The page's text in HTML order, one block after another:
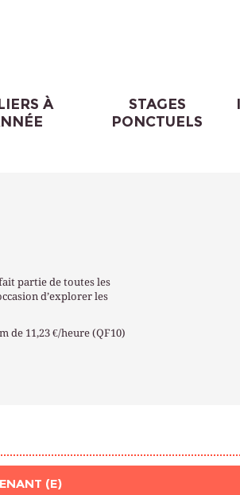
À
STAGES
PONCTUELS
partie de toutes les
d’explorer les
de 11,23 €/heure (QF10)
(E)